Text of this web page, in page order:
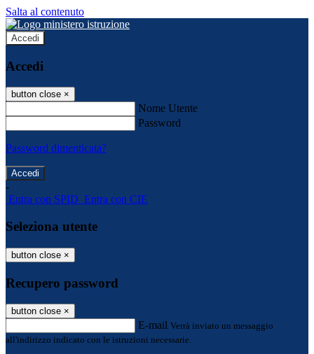
Salta al contenuto
Accedi
Accedi
button close ×
Nome Utente
Password
Password dimenticata?
-
Entra con SPID Entra con CIE
Seleziona utente
button close ×
Recupero password
button close ×
E-mail Verrà inviato un messaggio
all'indirizzo indicato con le istruzioni necessarie.